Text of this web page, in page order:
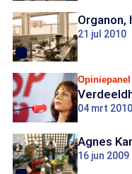
Organon,
21 jul 2010
Opiniepanel
04 mrt 2010
Agnes
16 jun 2009